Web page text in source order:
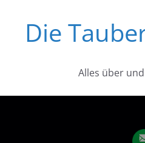
springenDie
Alles über